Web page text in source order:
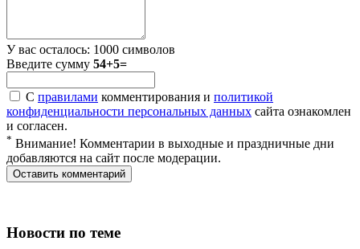
У вас осталось: 1000 символов
Введите сумму 54+5=
С правилами комментирования и политикой
конфиденциальности персональных данных сайта ознакомлен
и согласен.
* Внимание! Комментарии в выходные и праздничные дни
добавляются на сайт после модерации.
Новости по теме